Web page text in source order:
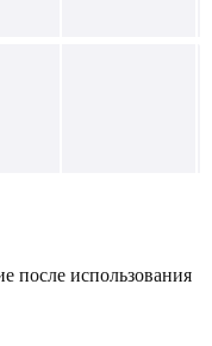
после использования